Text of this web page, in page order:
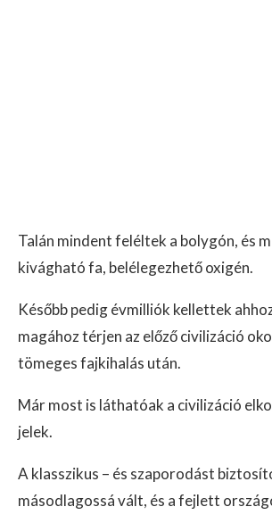
Talán mindent feléltek a bolygón, és
kivágható fa, belélegezhető oxigén.
Később pedig évmilliók kellettek
magához térjen az előző civilizáció
tömeges fajkihalás után.
Már most is láthatóak a civilizáció
jelek.
A klasszikus – és szaporodást
másodlagossá vált, és a fejlett